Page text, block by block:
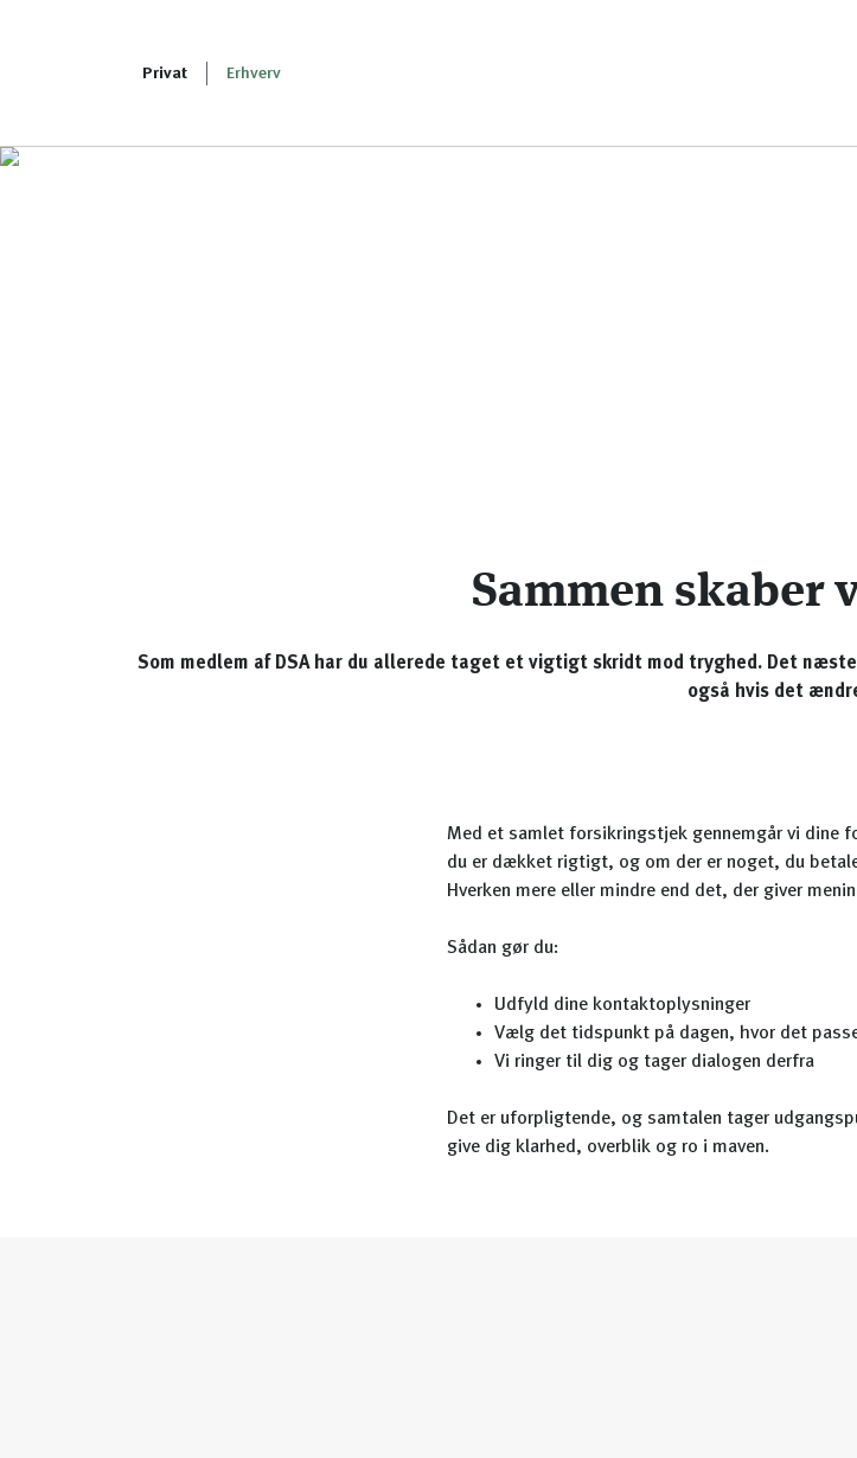
Privat Erhverv
Sammen skaber
Som medlem af DSA har du allerede taget et vigtigt skridt mod tryghed. Det
også hvis det
Med et samlet forsikringstjek gennemgår vi dine
du er dækket rigtigt, og om der er noget, du
Hverken mere eller mindre end det, der giver
Sådan gør du:
Udfyld dine kontaktoplysninger
Vælg det tidspunkt på dagen, hvor det
Vi ringer til dig og tager dialogen derfra
Det er uforpligtende, og samtalen tager
give dig klarhed, overblik og ro i maven.